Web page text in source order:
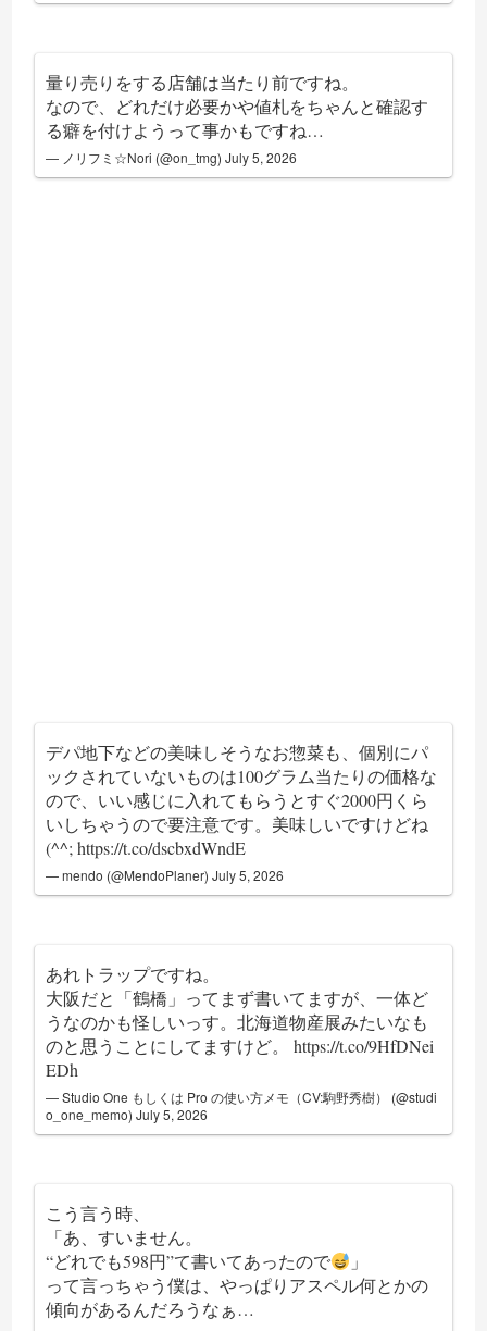
量り売りをする店舗は当たり前ですね。
なので、どれだけ必要かや値札をちゃんと確認す
る癖を付けようって事かもですね…
— ノリフミ☆Nori (@on_tmg)July 5, 2026
デパ地下などの美味しそうなお惣菜も、個別にパ
ックされていないものは100グラム当たりの価格な
ので、いい感じに入れてもらうとすぐ2000円くら
いしちゃうので要注意です。美味しいですけどね
(^^;https://t.co/dscbxdWndE
— mendo (@MendoPlaner)July 5, 2026
あれトラップですね。
大阪だと「鶴橋」ってまず書いてますが、一体ど
うなのかも怪しいっす。北海道物産展みたいなも
のと思うことにしてますけど。https://t.co/9HfDNei
EDh
— Studio One もしくは Pro の使い方メモ（CV:駒野秀樹） (@studi
o_one_memo)July 5, 2026
こう言う時、
「あ、すいません。
“どれでも598円”て書いてあったので
」
って言っちゃう僕は、やっぱりアスペル何とかの
傾向があるんだろうなぁ…